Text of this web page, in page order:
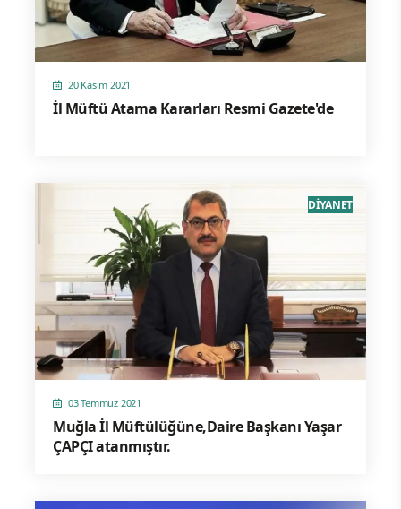
20 Kasım 2021
İl Müftü Atama Kararları Resmi Gazete'de
03 Temmuz 2021
Muğla İl Müftülüğüne,Daire Başkanı Yaşar
ÇAPÇI atanmıştır.
DİYANET